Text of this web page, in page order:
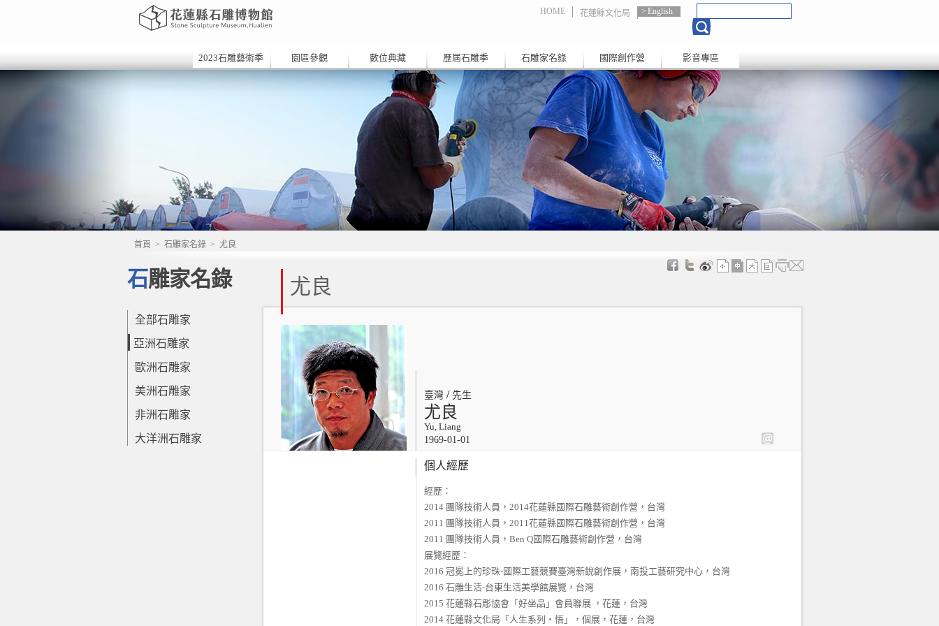
HOME 花蓮縣文化局 English
2023石雕藝術季 園區參觀 數位典藏 歷屆石雕季 石雕家名錄 國際創作營 影音專區
首頁 > 石雕家名錄 > 尤良
石雕家名錄
全部石雕家
亞洲石雕家
歐洲石雕家
美洲石雕家
非洲石雕家
大洋洲石雕家
尤良
臺灣 / 先生
尤良
Yu, Liang
1969-01-01
個人經歷
經歷：
2014 團隊技術人員，2014花蓮縣國際石雕藝術創作營，台灣
2011 團隊技術人員，2011花蓮縣國際石雕藝術創作營，台灣
2011 團隊技術人員，Ben Q國際石雕藝術創作營，台灣
展覽經歷：
2016 冠冕上的珍珠-國際工藝競賽臺灣新銳創作展，南投工藝研究中心，台灣
2016 石雕生活-台東生活美學館展覽，台灣
2015 花蓮縣石彫協會「好坐品」會員聯展 ，花蓮，台灣
2014 花蓮縣文化局「人生系列‧悟」，個展，花蓮，台灣